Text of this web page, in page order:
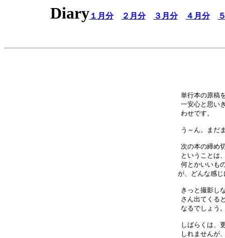
Diary １月分 ２月分 ３月分 ４月分
単行本の原稿
一安心と思い
わ
う～ん。まだ
次の本の締め
ということは
何とかいいも
が、どんな感
きっと撮影し
さん出てくる
なる
しばらくは、
しれませんが